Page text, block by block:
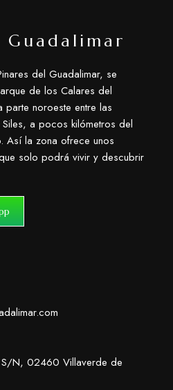
Guadalimar
del Guadalimar, se
de los Calares del
noroeste entre las
a pocos kilómetros del
Así la zona ofrece unos
solo podrá vivir y descubrir
S/N, 02460 Villaverde de